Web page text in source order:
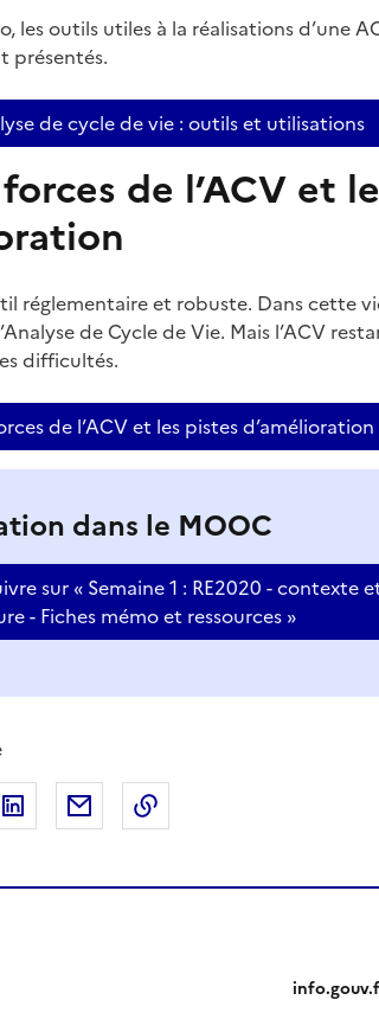
les outils utiles à la réalisations d’une
présentés.
de cycle de vie : outils et utilisations
de l’ACV et
réglementaire et robuste. Dans cette
de Cycle de Vie. Mais l’ACV
difficultés.
de l’ACV et les pistes d’amélioration
dans le MOOC
sur « Semaine 1 : RE2020 - contexte
- Fiches mémo et ressources »
Facebook
sur X
Partager sur LinkedIn
Partager par emailCopier le lien de la